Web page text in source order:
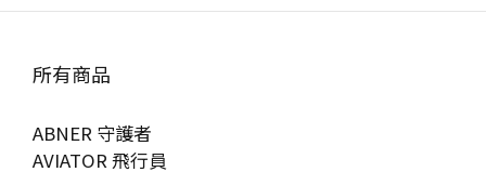
所有商品
ABNER 守護者
AVIATOR 飛行員